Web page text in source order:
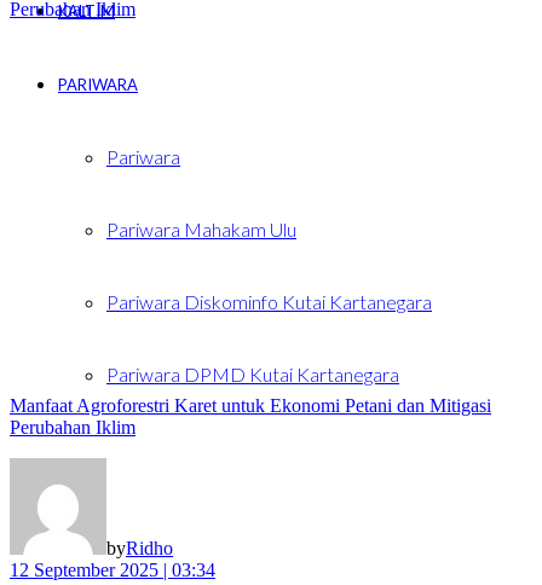
KALTIM
PARIWARA
Pariwara
Pariwara Mahakam Ulu
Pariwara Diskominfo Kutai Kartanegara
Pariwara DPMD Kutai Kartanegara
Manfaat Agroforestri Karet untuk Ekonomi Petani dan Mitigasi
Perubahan Iklim
byRidho
12 September 2025 | 03:34